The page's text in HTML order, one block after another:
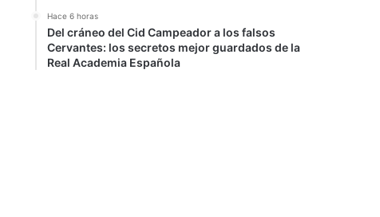
Hace 6 horas
Del cráneo del Cid Campeador a los falsos
Cervantes: los secretos mejor guardados de la
Real Academia Española